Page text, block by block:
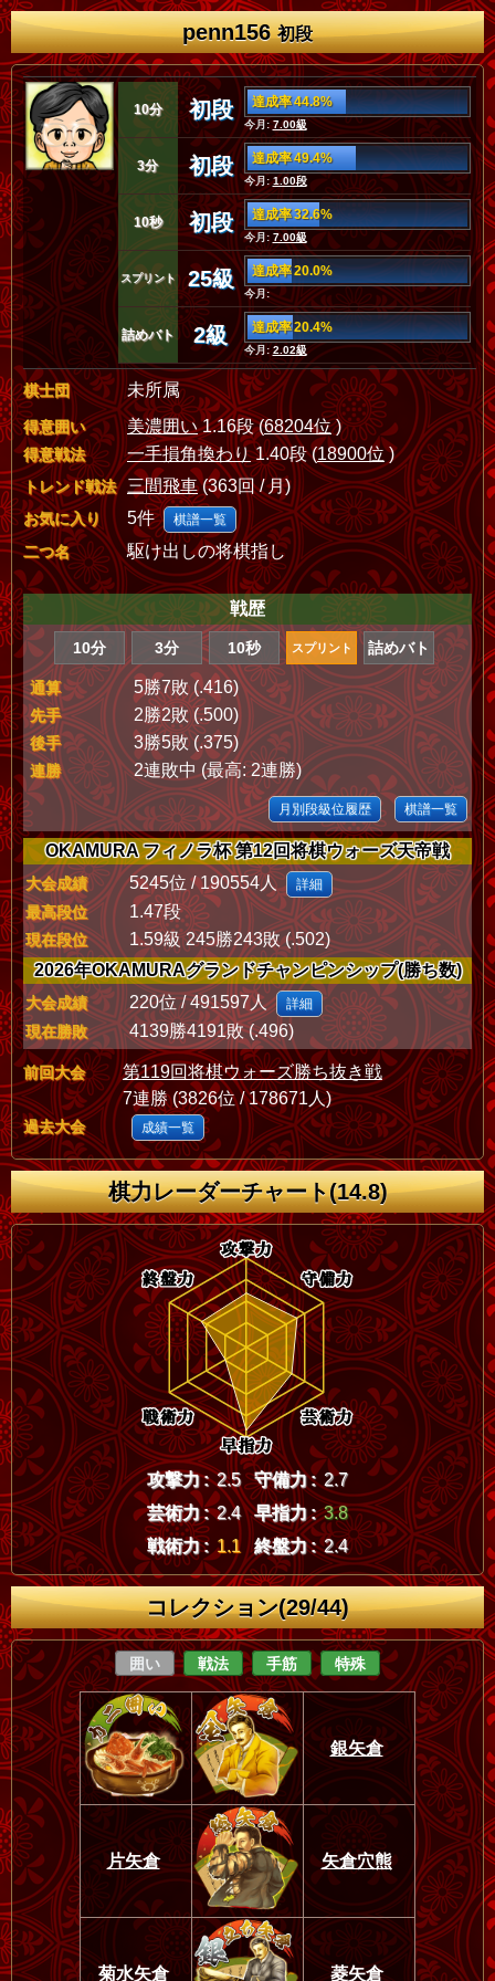
penn156初段
10分 初段 達成率 44.8%
今月:7.00級
3分 初段 達成率 49.4%
今月:1.00段
10秒 初段 達成率 32.6%
今月: 7.00級
スプリント 25級 達成率 20.0%
今月:
詰めバト 2級 達成率 20.4%
今月:2.02級
棋士団 未所属
得意囲い 美濃囲い1.16段 (68204位)
得意戦法 一手損角換わり1.40段 (18900位)
トレンド戦法 三間飛車(363回 / 月)
お気に入り 5件 棋譜一覧
二つ名 駆け出しの将棋指し
戦歴
10分 3分 10秒 スプリント 詰めバト
通算 5勝7敗 (.416)
先手 2勝2敗 (.500)
後手 3勝5敗 (.375)
連勝 2連敗中 (最高: 2連勝)
月別段級位履歴 棋譜一覧
OKAMURA フィノラ杯 第12回将棋ウォーズ天帝戦
大会成績 5245位 / 190554人 詳細
最高段位 1.47段
現在段位
1.59級 245勝243敗 (.502)
2026年OKAMURAグランドチャンピンシップ(勝ち数)
大会成績 220位 / 491597人 詳細
現在勝敗 4139勝4191敗 (.496)
前回大会
第119回将棋ウォーズ勝ち抜き戦
7連勝 (3826位 / 178671人)
過去大会 成績一覧
棋力レーダーチャート(14.8)
攻撃力 : 2.5 守備力 : 2.7
芸術力 : 2.4 早指力 : 3.8
戦術力 : 1.1 終盤力 : 2.4
コレクション(29/44)
囲い 戦法 手筋 特殊
銀矢倉
片矢倉 矢倉穴熊
菊水矢倉 菱矢倉